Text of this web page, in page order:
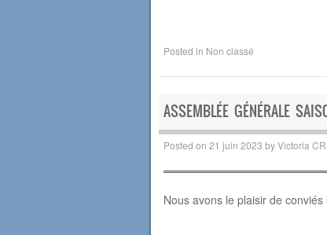
Posted in Non classé
ASSEMBLÉE GÉNÉRALE
Posted on 21 juin 2023 byVictoria
Nous avons le plaisir de conviés